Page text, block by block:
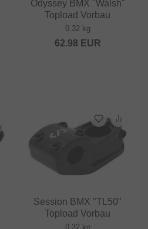
Odyssey BMX "Walsh"
Topload Vorbau
0.32 kg
62.98 EUR
Session BMX "TL50"
Topload Vorbau
0.32 kg